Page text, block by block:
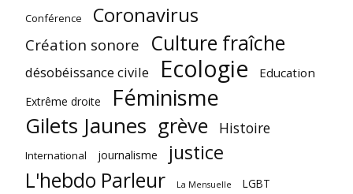
Conférence Coronavirus
Création sonore Culture fraîche
désobéissance civile Ecologie Education
Extrême droite Féminisme
Gilets Jaunes grève Histoire
International journalisme justice
L'hebdo Parleur La Mensuelle
LGBT